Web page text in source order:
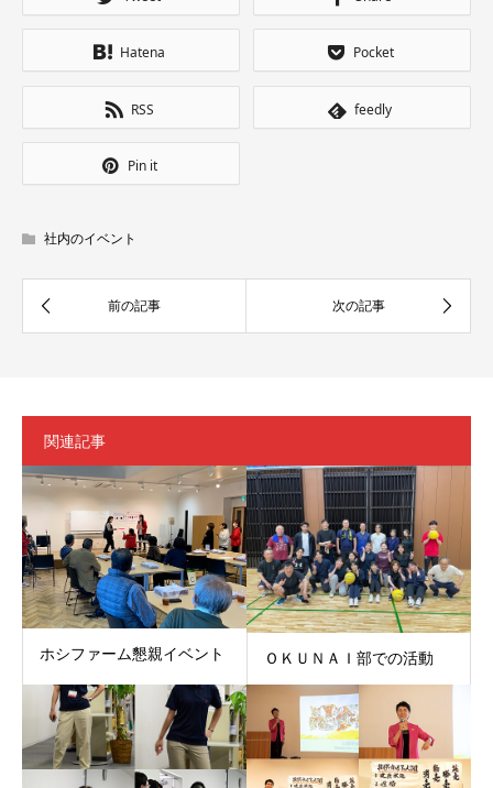
Hatena Pocket
RSS feedly
Pin it
社内のイベント
関連記事
ホシファーム懇親イベント ＯＫＵＮＡＩ部での活動